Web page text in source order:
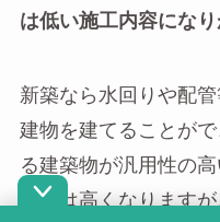
は低い施工内容にな
新築なら水回りや配
建物を建てることが
る建築物が汎用性の
由度は高くなります